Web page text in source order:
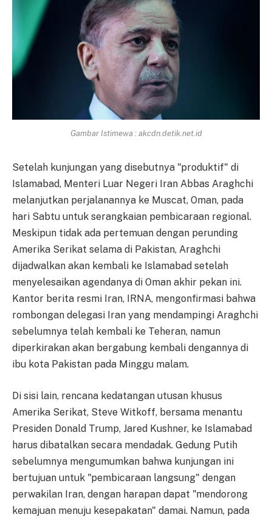
Gambar Istimewa : akcdn.detik.net.id
Setelah kunjungan yang disebutnya "produktif" di
Islamabad, Menteri Luar Negeri Iran Abbas Araghchi
melanjutkan perjalanannya ke Muscat, Oman, pada
hari Sabtu untuk serangkaian pembicaraan regional.
Meskipun tidak ada pertemuan dengan perunding
Amerika Serikat selama di Pakistan, Araghchi
dijadwalkan akan kembali ke Islamabad setelah
menyelesaikan agendanya di Oman akhir pekan ini.
Kantor berita resmi Iran, IRNA, mengonfirmasi bahwa
rombongan delegasi Iran yang mendampingi Araghchi
sebelumnya telah kembali ke Teheran, namun
diperkirakan akan bergabung kembali dengannya di
ibu kota Pakistan pada Minggu malam.
Di sisi lain, rencana kedatangan utusan khusus
Amerika Serikat, Steve Witkoff, bersama menantu
Presiden Donald Trump, Jared Kushner, ke Islamabad
harus dibatalkan secara mendadak. Gedung Putih
sebelumnya mengumumkan bahwa kunjungan ini
bertujuan untuk "pembicaraan langsung" dengan
perwakilan Iran, dengan harapan dapat "mendorong
kemajuan menuju kesepakatan" damai. Namun, pada